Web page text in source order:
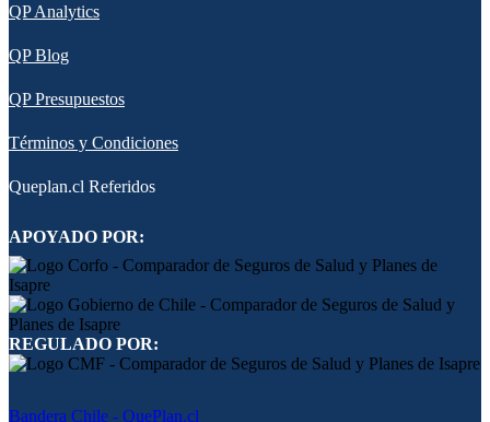
QP Analytics
QP Blog
QP Presupuestos
Términos y Condiciones
Queplan.cl Referidos
APOYADO POR:
REGULADO POR:
Bandera Chile - QuePlan.cl